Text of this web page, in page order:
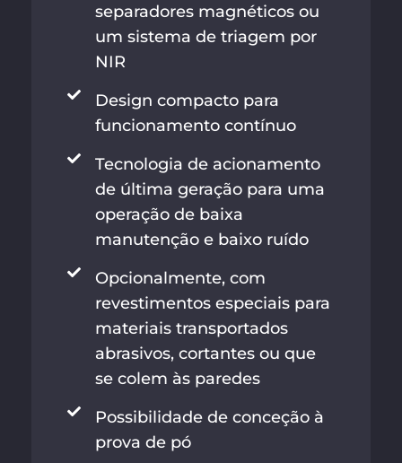
separadores magnéticos ou
um sistema de triagem por
NIR
Design compacto para
funcionamento contínuo
Tecnologia de acionamento
de última geração para uma
operação de baixa
manutenção e baixo ruído
Opcionalmente, com
revestimentos especiais para
materiais transportados
abrasivos, cortantes ou que
se colem às paredes
Possibilidade de conceção à
prova de pó